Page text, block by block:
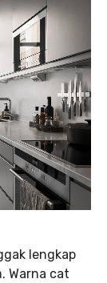
lengkap
Warna cat